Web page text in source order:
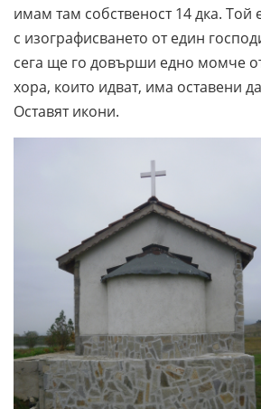
имам там собственост 14 дка.
с изографисването от един
сега ще го довърши едно момче
хора, които идват, има оставени
Оставят икони.